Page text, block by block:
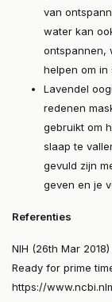
van
water kan
ontspannen,
helpen om in
Lavendel
redenen
gebruikt om
slaap te
gevuld zijn
geven en je
Referenties
NIH (26th Mar
Ready for prime
https://